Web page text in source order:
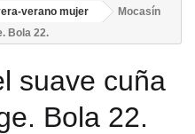
verano mujer
Mocasín
Bola 22.
suave cuña
Bola 22.